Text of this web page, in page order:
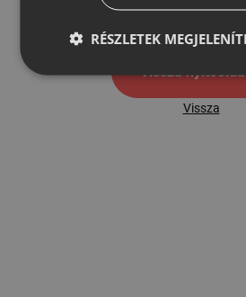
Vissza
Vissza
RÉSZLETEK